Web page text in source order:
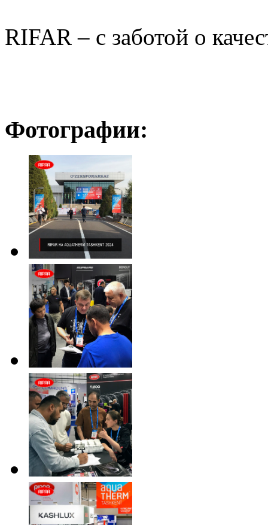
RIFAR – с заботой о
Фотографии: